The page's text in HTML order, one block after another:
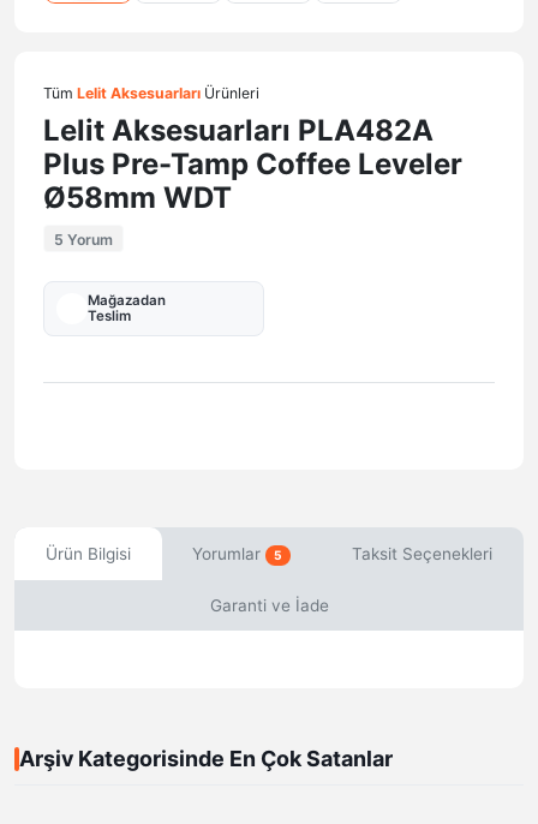
Tüm Lelit Aksesuarları Ürünleri
Lelit Aksesuarları PLA482A
Plus Pre-Tamp Coffee Leveler
Ø58mm WDT
5 Yorum
Mağazadan
Teslim
Ürün Bilgisi Yorumlar 5 Taksit Seçenekleri
Garanti ve İade
Arşiv Kategorisinde En Çok Satanlar